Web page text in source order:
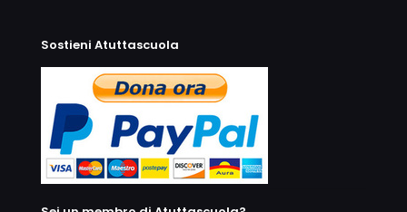
Sostieni Atuttascuola